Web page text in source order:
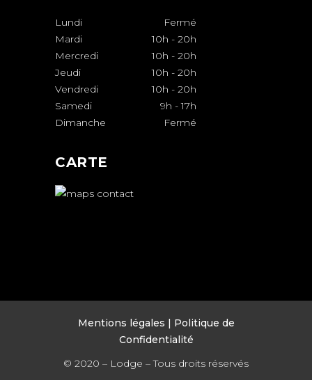
Lundi
Fermé
Mardi
10h - 20h
Mercredi
10h - 20h
Jeudi
10h - 20h
Vendredi
10h - 20h
Samedi
9h - 17h
Dimanche
Fermé
CARTE
Mentions légales | Politique de
Confidentialité
© 2020 – Lodge – Tous droits réservés